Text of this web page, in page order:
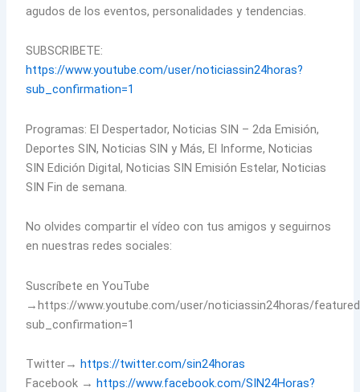
agudos de los eventos, personalidades y tendencias.
SUBSCRIBETE:
https://www.youtube.com/user/noticiassin24horas?
sub_confirmation=1
Programas: El Despertador, Noticias SIN – 2da Emisión,
Deportes SIN, Noticias SIN y Más, El Informe, Noticias
SIN Edición Digital, Noticias SIN Emisión Estelar, Noticias
SIN Fin de semana.
No olvides compartir el vídeo con tus amigos y seguirnos
en nuestras redes sociales:
Suscríbete en YouTube
→https://www.youtube.com/user/noticiassin24horas/
sub_confirmation=1
Twitter→ https://twitter.com/sin24horas
Facebook → https://www.facebook.com/SIN24Horas?